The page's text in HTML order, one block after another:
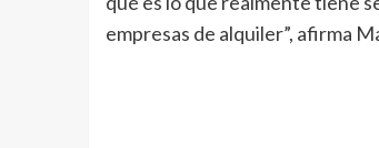
empresas de alquiler”, afirma